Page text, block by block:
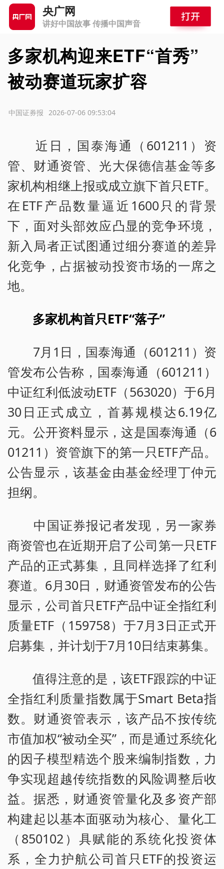
央广网
讲好中国故事 传播中国声音
多家机构迎来ETF“首秀”
被动赛道玩家扩容
2026-07-06 09:53:04
中国证券报
近日，国泰海通（601211）资
管、财通资管、光大保德信基金等多
家机构相继上报或成立旗下首只ETF。
在ETF产品数量逼近1600只的背景
下，面对头部效应凸显的竞争环境，
新入局者正试图通过细分赛道的差异
化竞争，占据被动投资市场的一席之
地。
多家机构首只ETF“落子”
7月1日，国泰海通（601211）资
管发布公告称，国泰海通（601211）
中证红利低波动ETF（563020）于6月
30日正式成立，首募规模达6.19亿
元。公开资料显示，这是国泰海通（6
01211）资管旗下的第一只ETF产品。
公告显示，该基金由基金经理丁仲元
担纲。
中国证券报记者发现，另一家券
商资管也在近期开启了公司第一只ETF
产品的正式募集，且同样选择了红利
赛道。6月30日，财通资管发布的公告
显示，公司首只ETF产品中证全指红利
质量ETF（159758）于7月3日正式开
启募集，并计划于7月10日结束募集。
值得注意的是，该ETF跟踪的中证
全指红利质量指数属于Smart Beta指
数。财通资管表示，该产品不按传统
市值加权“被动全买”，而是通过系统化
的因子模型精选个股来编制指数，力
争实现超越传统指数的风险调整后收
益。据悉，财通资管量化及多资产部
构建起以基本面驱动为核心、量化工
（850102）具赋能的系统化投资体
系，全力护航公司首只ETF的投资运